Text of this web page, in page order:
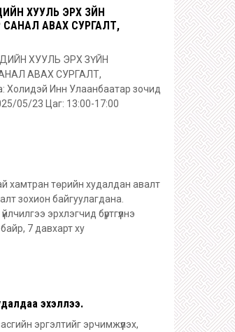
ХУУЛЬ ЭРХ ЗҮЙН
АВАХ СУРГАЛТ,
ХУУЛЬ ЭРХ ЗҮЙН
АВАХ СУРГАЛТ,
Инн Улаанбаатар зочид
05/23 Цаг: 13:00-17:00
хамтран төрийн худалдан авалт
зохион байгуулагдана.
эрхлэгчид бүртгүүлнэ
байр, 7 давхарт ху
эхэллээ.
эргэлтийг эрчимжүүлэх,